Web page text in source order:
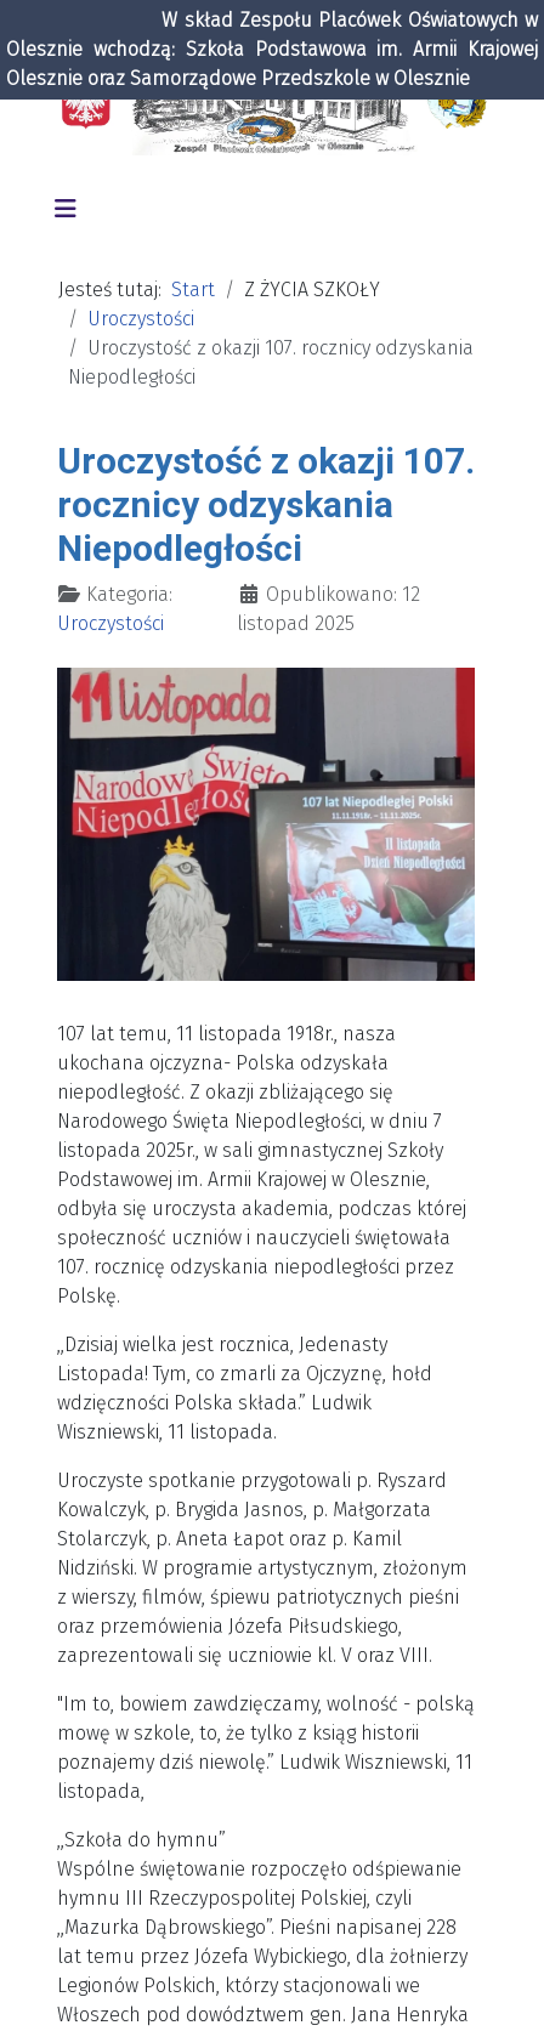
Jesteś tutaj: Start
Z ŻYCIA SZKOŁY
Uroczystości
Uroczystość z okazji 107. rocznicy odzyskania
Niepodległości
Uroczystość z okazji 107.
rocznicy odzyskania
Niepodległości
Szczegóły
Kategoria:
Uroczystości
Opublikowano: 12
listopad 2025
107 lat temu, 11 listopada 1918r., nasza
ukochana ojczyzna- Polska odzyskała
niepodległość. Z okazji zbliżającego się
Narodowego Święta Niepodległości, w dniu 7
listopada 2025r., w sali gimnastycznej Szkoły
Podstawowej im. Armii Krajowej w Olesznie,
odbyła się uroczysta akademia, podczas której
społeczność uczniów i nauczycieli świętowała
107. rocznicę odzyskania niepodległości przez
Polskę.
,,Dzisiaj wielka jest rocznica, Jedenasty
Listopada! Tym, co zmarli za Ojczyznę, hołd
wdzięczności Polska składa.” Ludwik
Wiszniewski, 11 listopada.
Uroczyste spotkanie przygotowali p. Ryszard
Kowalczyk, p. Brygida Jasnos, p. Małgorzata
Stolarczyk, p. Aneta Łapot oraz p. Kamil
Nidziński. W programie artystycznym, złożonym
z wierszy, filmów, śpiewu patriotycznych pieśni
oraz przemówienia Józefa Piłsudskiego,
zaprezentowali się uczniowie kl. V oraz VIII.
"Im to, bowiem zawdzięczamy, wolność - polską
mowę w szkole, to, że tylko z ksiąg historii
poznajemy dziś niewolę.” Ludwik Wiszniewski, 11
listopada,
,,Szkoła do hymnu”
Wspólne świętowanie rozpoczęło odśpiewanie
hymnu III Rzeczypospolitej Polskiej, czyli
,,Mazurka Dąbrowskiego”. Pieśni napisanej 228
lat temu przez Józefa Wybickiego, dla żołnierzy
Legionów Polskich, którzy stacjonowali we
Włoszech pod dowództwem gen. Jana Henryka
W skład Zespołu Placówek Oświatowych w
Olesznie wchodzą: Szkoła Podstawowa im. Armii Krajowej
Olesznie oraz Samorządowe Przedszkole w Olesznie